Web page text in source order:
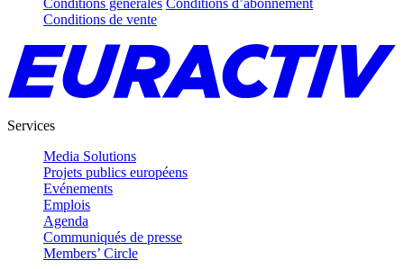
Conditions générales Conditions d’abonnement
Conditions de vente
Services
Media Solutions
Projets publics européens
Evénements
Emplois
Agenda
Communiqués de presse
Members’ Circle